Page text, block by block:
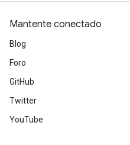
Mantente conectado
Blog
Foro
GitHub
Twitter
YouTube